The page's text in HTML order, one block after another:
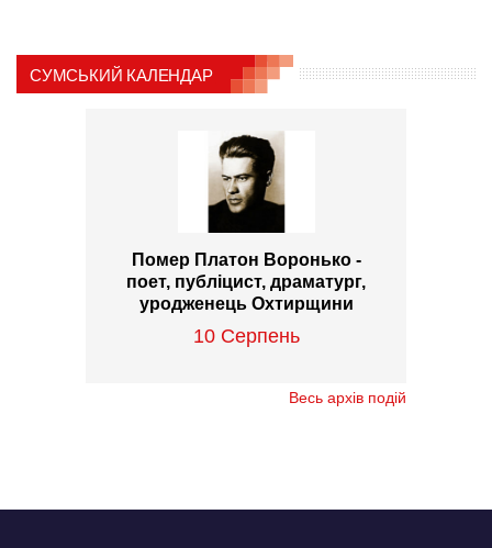
СУМСЬКИЙ КАЛЕНДАР
Помер Платон Воронько -
поет, публіцист, драматург,
уродженець Охтирщини
10 Серпень
Весь архів подій